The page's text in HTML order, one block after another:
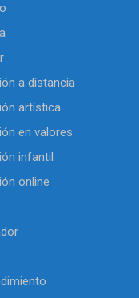
a distancia
artística
en valores
infantil
online